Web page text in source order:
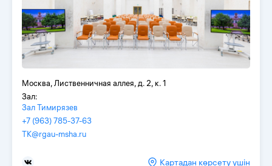
Москва, Лиственничная аллея, д. 2, к. 1
Зал:
Зал Тимирязев
+7 (963) 785-37-63
TK@rgau-msha.ru
Картадан көрсету үшін